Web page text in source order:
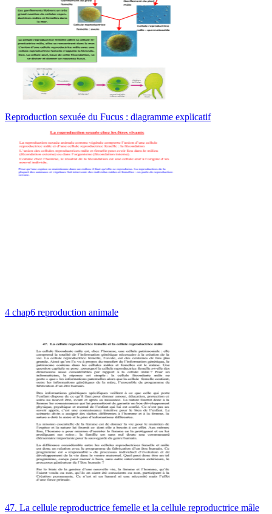
Reproduction sexuée du Fucus : diagramme explicatif
4 chap6 reproduction animale
47. La cellule reproductrice femelle et la cellule reproductrice mâle